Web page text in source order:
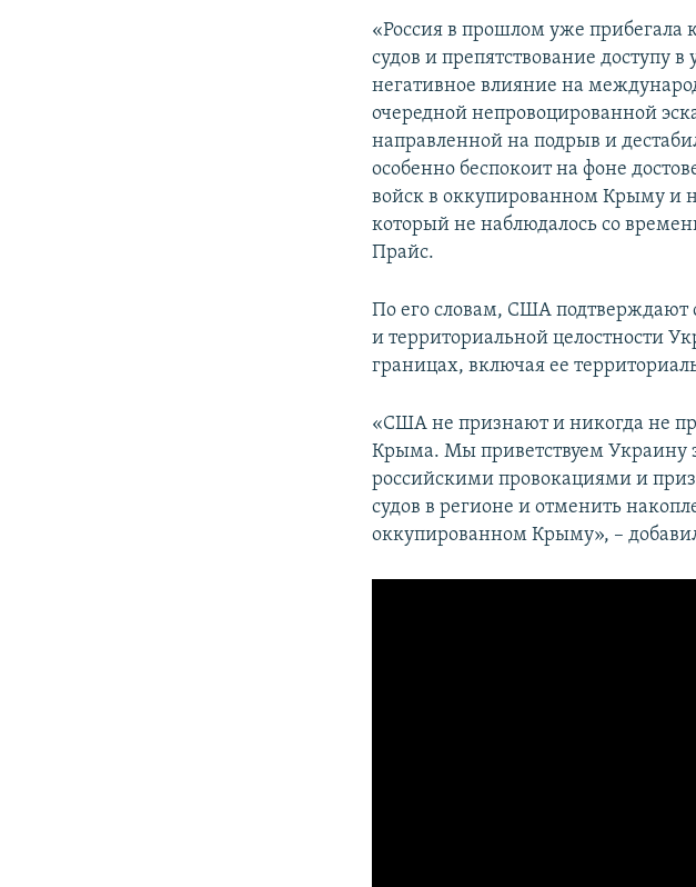
«Россия в прошлом уже прибегала
судов и препятствование доступу
негативное влияние на
очередной непровоцированной
направленной на подрыв и
особенно беспокоит на фоне
войск в оккупированном Крыму и
который не наблюдалось со
Прайс.
По его словам, США подтверждают
и территориальной целостности
границах, включая ее
«США не признают и никогда не
Крыма. Мы приветствуем Украину
российскими провокациями и
судов в регионе и отменить
оккупированном Крыму», –